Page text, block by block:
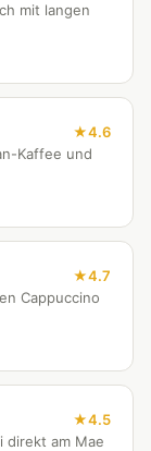
mit langen
4.6
Kaffee und
4.7
Cappuccino
4.5
direkt am Mae